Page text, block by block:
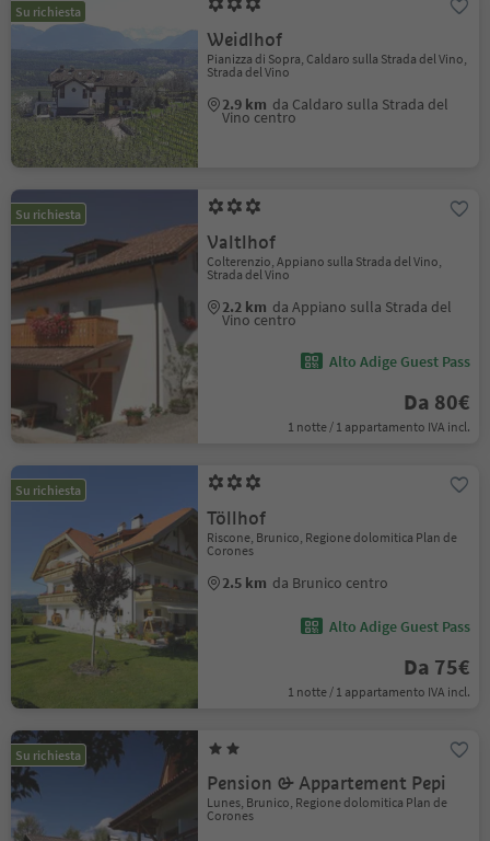
Su richiesta
Weidlhof
Pianizza di Sopra, Caldaro sulla Strada del Vino,
Strada del Vino
2.9 km da Caldaro sulla Strada del
Vino centro
Su richiesta
Valtlhof
Colterenzio, Appiano sulla Strada del Vino,
Strada del Vino
2.2 km da Appiano sulla Strada del
Vino centro
Alto Adige Guest Pass
Da 80€
1 notte / 1 appartamento IVA incl.
Su richiesta
Töllhof
Riscone, Brunico, Regione dolomitica Plan de
Corones
2.5 km da Brunico centro
Alto Adige Guest Pass
Da 75€
1 notte / 1 appartamento IVA incl.
Su richiesta
Pension & Appartement Pepi
Lunes, Brunico, Regione dolomitica Plan de
Corones